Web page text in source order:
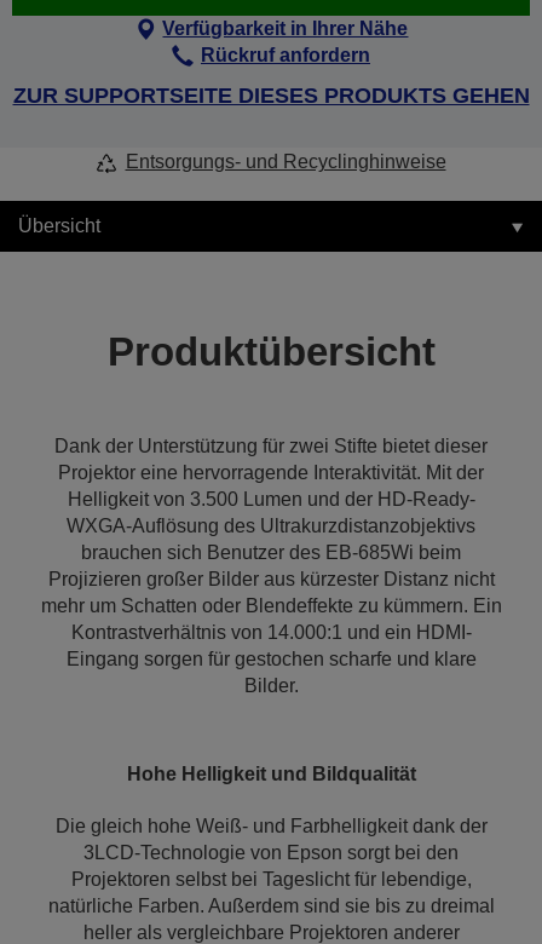
Verfügbarkeit in Ihrer Nähe
Rückruf anfordern
ZUR SUPPORTSEITE DIESES PRODUKTS GEHEN
Entsorgungs- und Recyclinghinweise
Übersicht
Produktübersicht
Dank der Unterstützung für zwei Stifte bietet dieser
Projektor eine hervorragende Interaktivität. Mit der
Helligkeit von 3.500 Lumen und der HD-Ready-
WXGA-Auflösung des Ultrakurzdistanzobjektivs
brauchen sich Benutzer des EB-685Wi beim
Projizieren großer Bilder aus kürzester Distanz nicht
mehr um Schatten oder Blendeffekte zu kümmern. Ein
Kontrastverhältnis von 14.000:1 und ein HDMI-
Eingang sorgen für gestochen scharfe und klare
Bilder.
Hohe Helligkeit und Bildqualität
Die gleich hohe Weiß- und Farbhelligkeit dank der
3LCD-Technologie von Epson sorgt bei den
Projektoren selbst bei Tageslicht für lebendige,
natürliche Farben. Außerdem sind sie bis zu dreimal
heller als vergleichbare Projektoren anderer